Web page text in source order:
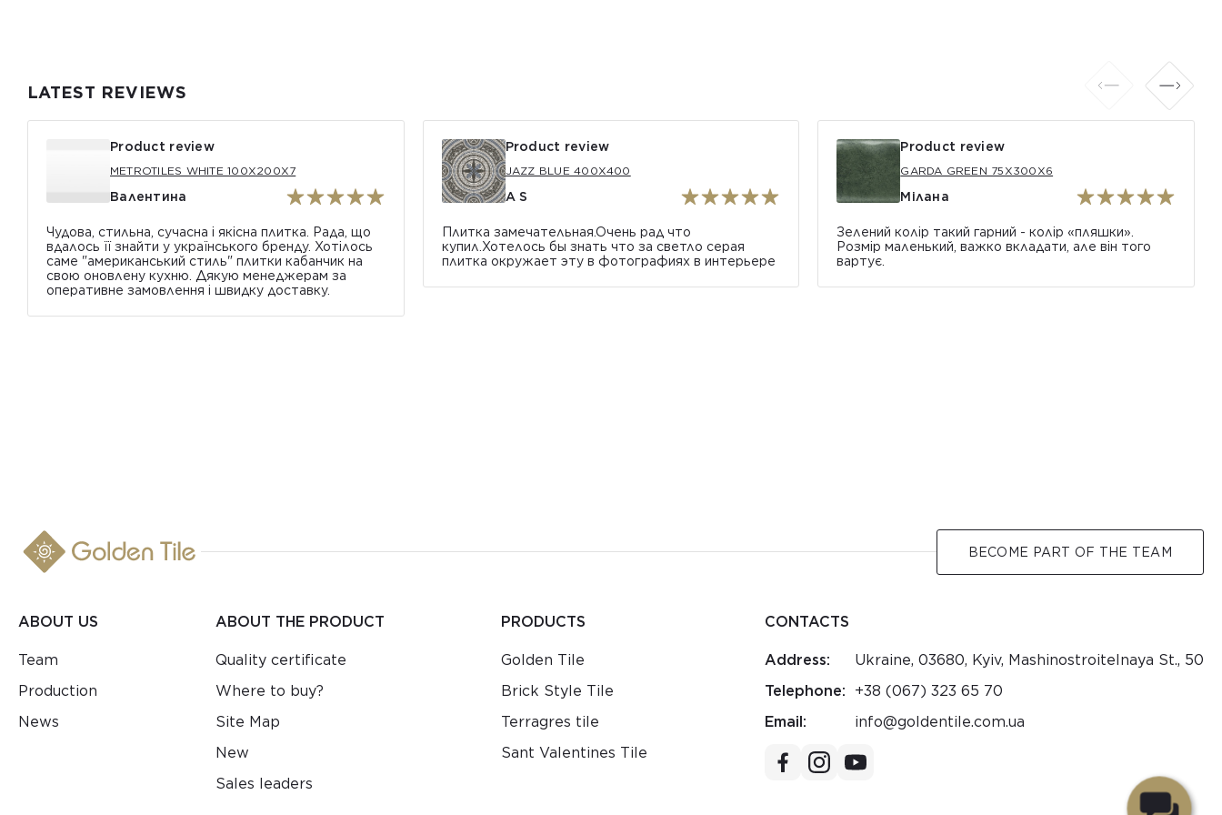
LATEST REVIEWS
Product review
METROTILES WHITE 100X200X7
Валентина
Чудова, стильна, сучасна і якісна плитка. Рада, що
вдалось її знайти у українського бренду. Хотілось
саме "американський стиль" плитки кабанчик на
свою оновлену кухню. Дякую менеджерам за
оперативне замовлення і швидку доставку.
Product review
JAZZ BLUE 400Х400
A S
Плитка замечательная.Очень рад что
купил.Хотелось бы знать что за светло серая
плитка окружает эту в фотографиях в интерьере
Product review
GARDA GREEN 75X300X6
Мілана
Зелений колір такий гарний - колір «пляшки».
Розмір маленький, важко вкладати, але він того
вартує.
BECOME PART OF THE TEAM
ABOUT US
Team
Production
News
ABOUT THE PRODUCT
Quality certificate
Where to buy?
Site Map
New
Sales leaders
PRODUCTS
Golden Tile
Brick Style Tile
Terragres tile
Sant Valentines Tile
CONTACTS
Address:
Ukraine, 03680, Kyiv, Mashinostroitelnaya St., 50
Telephone:
+38 (067) 323 65 70
Email:
au.moc.elitnedlog@ofni